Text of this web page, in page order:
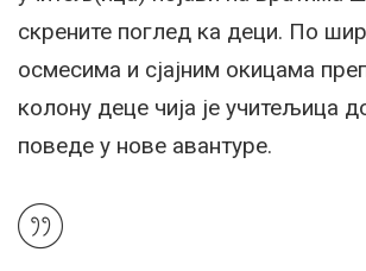
скрените поглед ка деци. По
осмесима и сјајним окицама
колону деце чија је учитељица
поведе у нове авантуре.